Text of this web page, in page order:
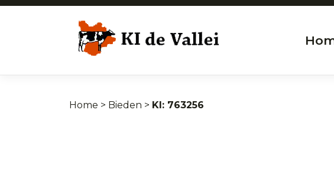
Home > Bieden > 763256